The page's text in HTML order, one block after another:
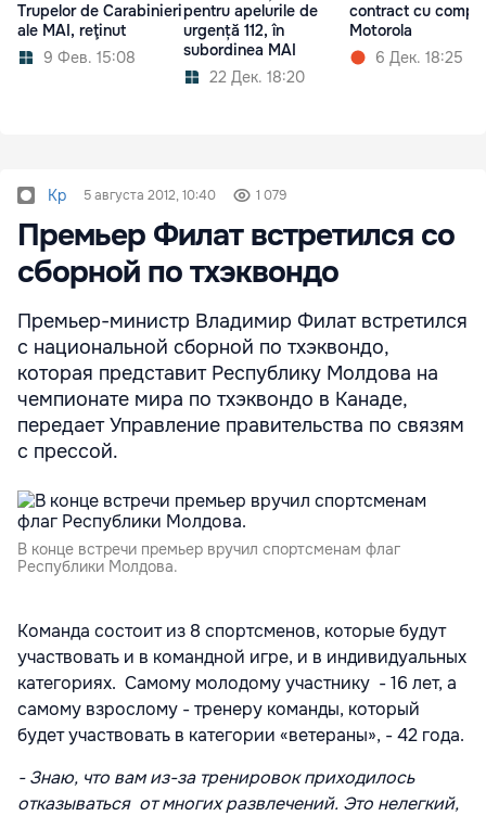
Trupelor de Carabinieri
ale MAI, reţinut
9 Фев. 15:08
pentru apelurile de
urgență 112, în
subordinea MAI
22 Дек. 18:20
contract cu
Motorola
6 Дек. 18:25
Kp 5 августа 2012, 10:40 1 079
Премьер Филат встретился со
сборной по тхэквондо
Премьер-министр Владимир Филат встретился
с национальной сборной по тхэквондо,
которая представит Республику Молдова на
чемпионате мира по тхэквондо в Канаде,
передает Управление правительства по связям
с прессой.
В конце встречи премьер вручил спортсменам флаг
Республики Молдова.
Команда состоит из 8 спортсменов, которые будут
участвовать и в командной игре, и в индивидуальных
категориях. Самому молодому участнику - 16 лет, а
самому взрослому - тренеру команды, который
будет участвовать в категории «ветераны», - 42 года.
- Знаю, что вам из-за тренировок приходилось
отказываться от многих развлечений. Это нелегкий,